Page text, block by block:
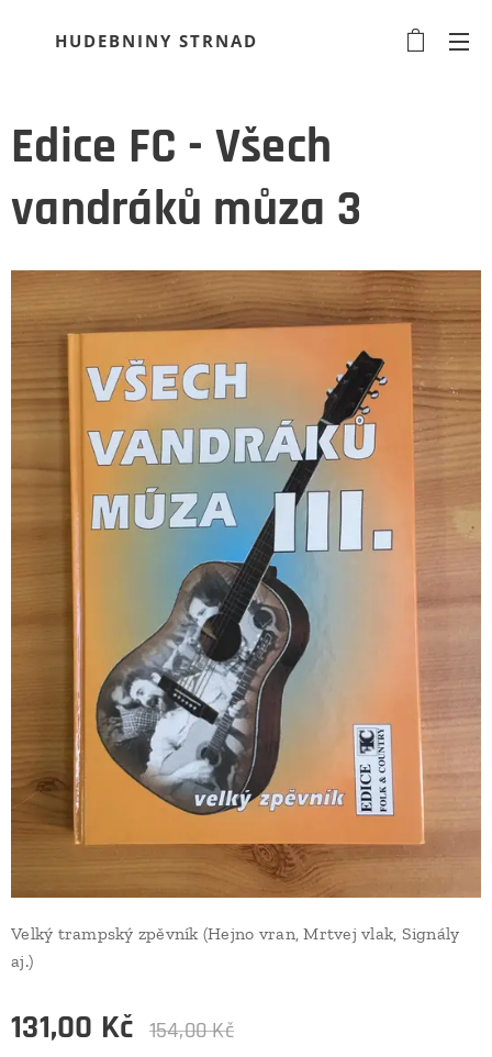
HUDEBNINY STRNAD
Edice FC - Všech
vandráků můza 3
Velký trampský zpěvník (Hejno vran, Mrtvej vlak, Signály
aj.)
131,00 Kč 154,00Kč